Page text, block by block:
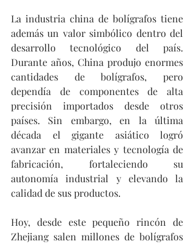
La industria china de bolígrafos tiene
además un valor simbólico dentro del
desarrollo tecnológico del país.
Durante años, China produjo enormes
cantidades de bolígrafos, pero
dependía de componentes de alta
precisión importados desde otros
países. Sin embargo, en la última
década el gigante asiático logró
avanzar en materiales y tecnología de
fabricación, fortaleciendo su
autonomía industrial y elevando la
calidad de sus productos.
Hoy, desde este pequeño rincón de
Zhejiang salen millones de bolígrafos